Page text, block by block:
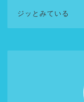
ジッとみている